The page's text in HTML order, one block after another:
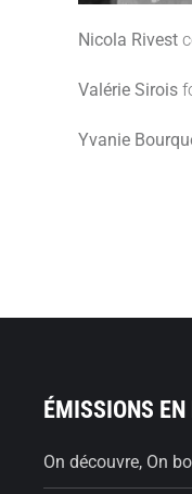
Nicola Rivest
Valérie Sirois
Yvanie
ÉMISSIONS
On découvre, On